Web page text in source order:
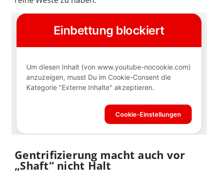
Gentrifizierung macht auch vor
„Shaft“ nicht Halt